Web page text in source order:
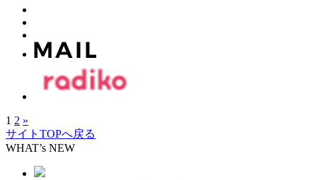
1 2 »
サイトTOPへ戻る
WHAT’s NEW